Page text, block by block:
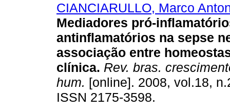
CIANCIARULLO, Marco
Mediadores pró-
antinflamatórios na sepse
associação entre
clínica. Rev. bras.
hum. [online]. 2008, vol.18,
ISSN 2175-3598.